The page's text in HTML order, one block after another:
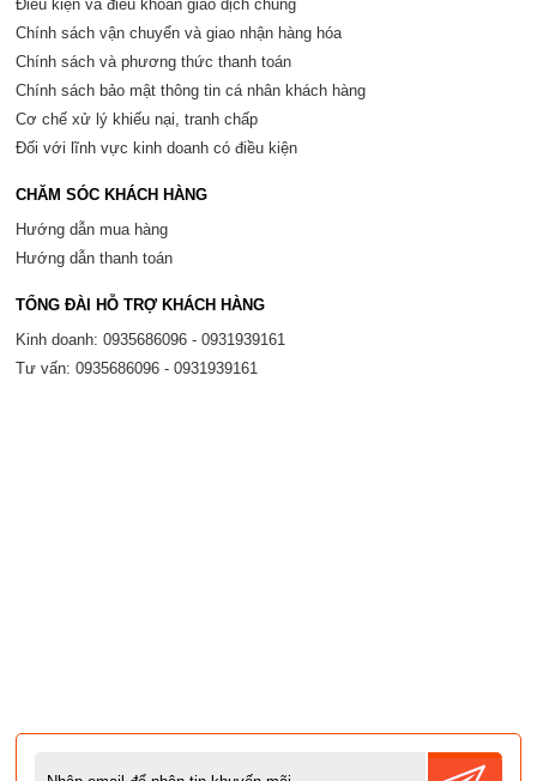
Điều kiện và điều khoản giao dịch chung
Chính sách vận chuyển và giao nhận hàng hóa
Chính sách và phương thức thanh toán
Chính sách bảo mật thông tin cá nhân khách hàng
Cơ chế xử lý khiếu nại, tranh chấp
Đối với lĩnh vực kinh doanh có điều kiện
CHĂM SÓC KHÁCH HÀNG
Hướng dẫn mua hàng
Hướng dẫn thanh toán
TỔNG ĐÀI HỖ TRỢ KHÁCH HÀNG
Kinh doanh: 0935686096 - 0931939161
Tư vấn: 0935686096 - 0931939161